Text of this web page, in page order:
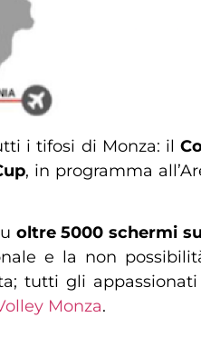
i tifosi di Monza: il
, in programma
oltre 5000 schermi
e la non
tutti gli
Monza.